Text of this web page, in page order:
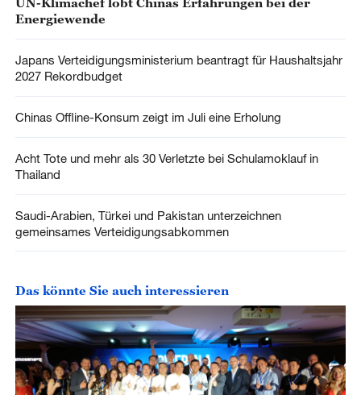
Energiewende
Japans Verteidigungsministerium beantragt für Haushaltsjahr
2027 Rekordbudget
Chinas Offline-Konsum zeigt im Juli eine Erholung
Acht Tote und mehr als 30 Verletzte bei Schulamoklauf in
Thailand
Saudi-Arabien, Türkei und Pakistan unterzeichnen
gemeinsames Verteidigungsabkommen
Das könnte Sie auch interessieren